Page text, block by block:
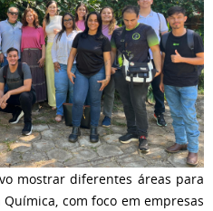
mostrar diferentes áreas para
com foco em empresas